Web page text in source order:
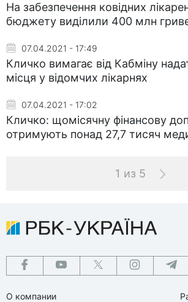
На забезпечення ковідних
бюджету виділили 400 млн
07.04.2021 - 17:49
Кличко вимагає від Кабміну
місця у відомчих лікарнях
07.04.2021 - 17:02
Кличко: щомісячну фінансову
отримують понад 27,7 тисяч
1 из 5
О компании